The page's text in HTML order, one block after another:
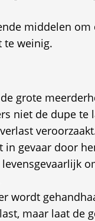
middelen om
te weinig.
grote
niet de dupe te
in gevaar door
wordt
maar laat de